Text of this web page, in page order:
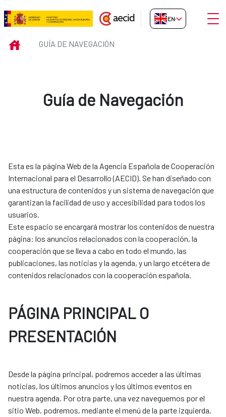
Skip to Main Content
Guía de Navegación
EN-GB
INICIOGUÍA DE NAVEGACIÓN
Guía de Navegación
Esta es la página Web de la Agencia Española de Cooperación
Internacional para el Desarrollo (AECID). Se han diseñado con
una estructura de contenidos y un sistema de navegación que
garantizan la facilidad de uso y accesibilidad para todos los
usuarios.
Este espacio se encargará mostrar los contenidos de nuestra
página: los anuncios relacionados con la cooperación, la
cooperación que se lleva a cabo en todo el mundo, las
publicaciones, las noticias y la agenda, y un largo etcétera de
contenidos relacionados con la cooperación española.
PÁGINA PRINCIPAL O
PRESENTACIÓN
Desde la página principal, podremos acceder a las últimas
noticias, los últimos anuncios y los últimos eventos en
nuestra agenda. Por otra parte, una vez naveguemos por el
sitio Web, podremos, mediante el menú de la parte izquierda,